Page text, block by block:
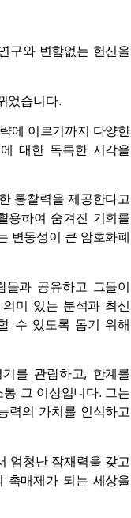
구와 변함없는 헌신을
었습니다.
에 이르기까지 다양한
대한 독특한 시각을
통찰력을 제공한다고
용하여 숨겨진 기회를
변동성이 큰 암호화폐
과 공유하고 그들이
미 있는 분석과 최신
수 있도록 돕기 위해
를 관람하고, 한계를
그 이상입니다. 그는
력의 가치를 인식하고
엄청난 잠재력을 갖고
촉매제가 되는 세상을